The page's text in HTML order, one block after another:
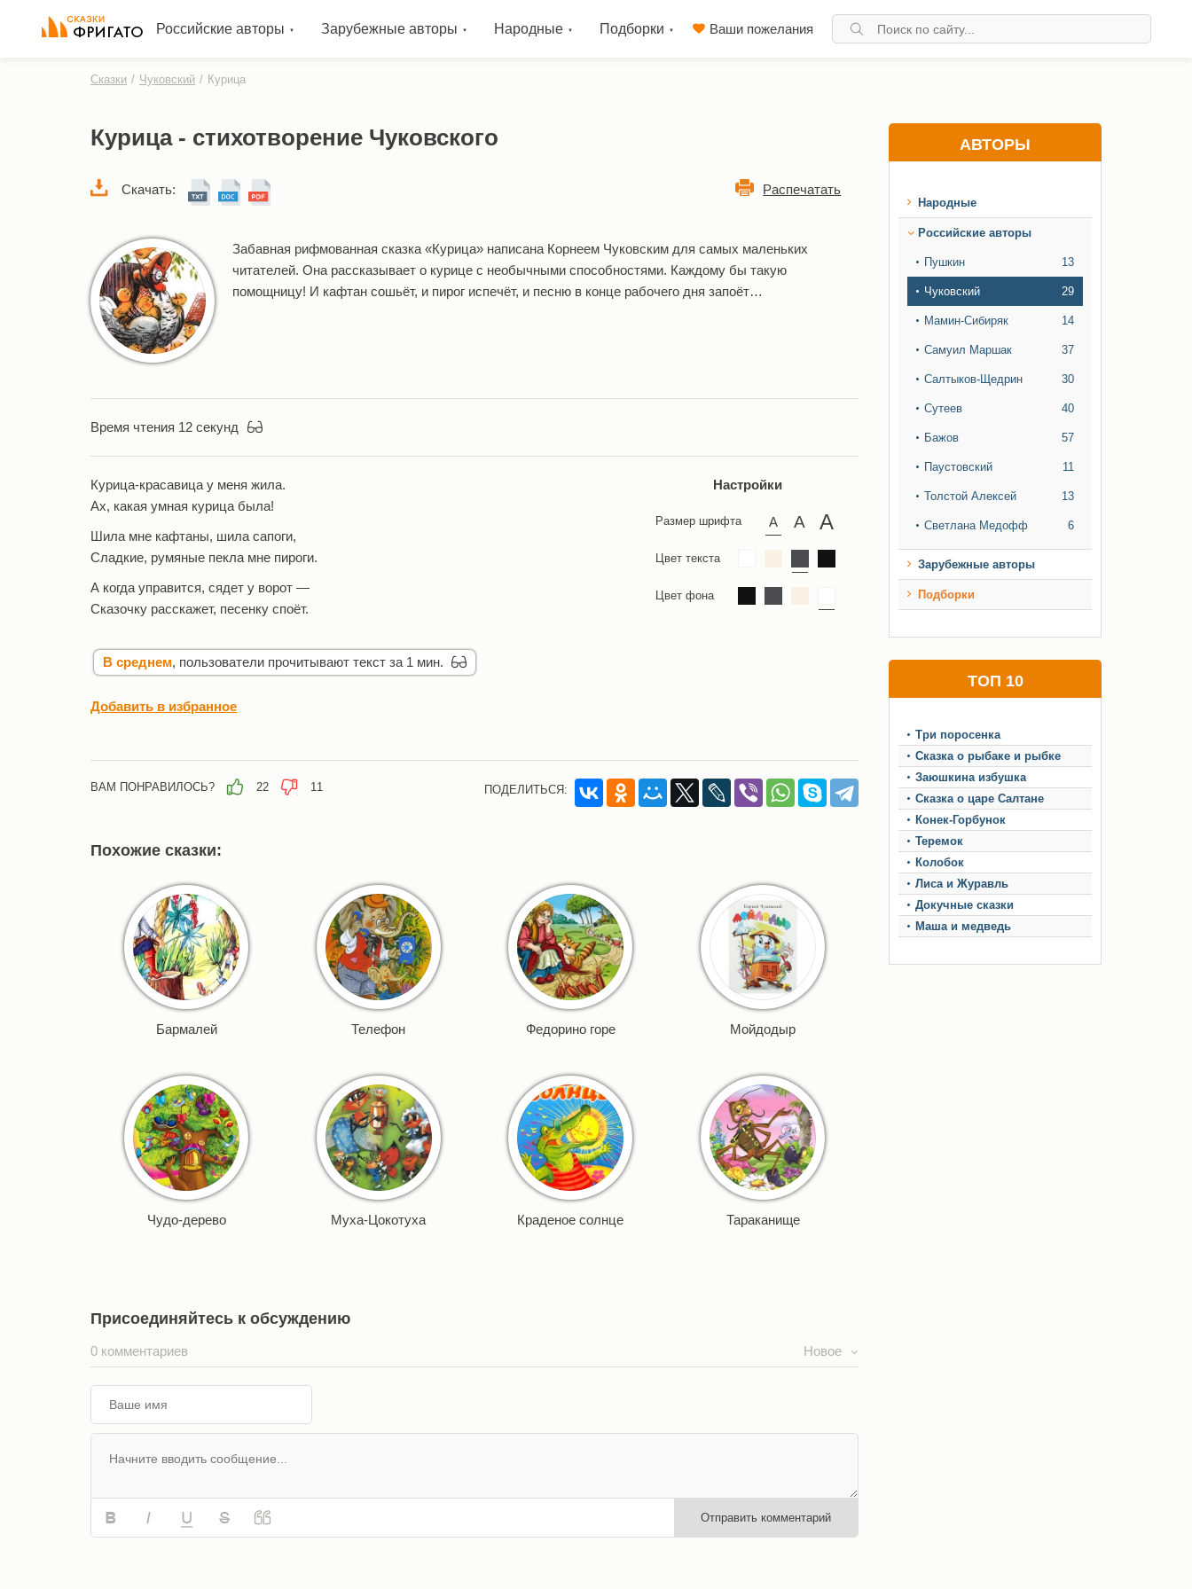
Российские авторы Зарубежные авторы Народные Подборки Ваши пожелания
Сказки / Чуковский / Курица
Курица - стихотворение Чуковского
Скачать: Распечатать
Забавная рифмованная сказка «Курица» написана Корнеем Чуковским для самых маленьких
читателей. Она рассказывает о курице с необычными способностями. Каждому бы такую
помощницу! И кафтан сошьёт, и пирог испечёт, и песню в конце рабочего дня запоёт…
Время чтения 12 секунд
Настройки
Размер шрифта
Цвет текста
Цвет фона
Курица-красавица у меня жила.
Ах, какая умная курица была!
Шила мне кафтаны, шила сапоги,
Сладкие, румяные пекла мне пироги.
А когда управится, сядет у ворот —
Сказочку расскажет, песенку споёт.
В среднем, пользователи прочитывают текст за 1 мин.
Добавить в избранное
ВАМ ПОНРАВИЛОСЬ? 22 11 ПОДЕЛИТЬСЯ:
Похожие сказки:
Бармалей Телефон Федорино горе Мойдодыр
Чудо-дерево Муха-Цокотуха Краденое солнце Тараканище
Присоединяйтесь к обсуждению
0 комментариев Новое
Отправить комментарий
АВТОРЫ
Народные
Российские авторы
Пушкин 13
Чуковский 29
Мамин-Сибиряк 14
Самуил Маршак 37
Салтыков-Щедрин 30
Сутеев 40
Бажов 57
Паустовский 11
Толстой Алексей 13
Светлана Медофф 6
Зарубежные авторы
Подборки
ТОП 10
Три поросенка
Сказка о рыбаке и рыбке
Заюшкина избушка
Сказка о царе Салтане
Конек-Горбунок
Теремок
Колобок
Лиса и Журавль
Докучные сказки
Маша и медведь